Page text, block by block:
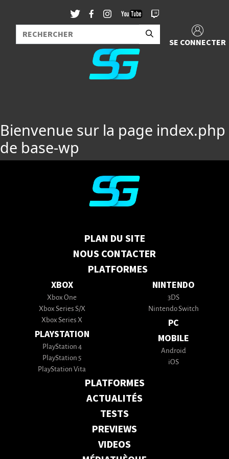
SE CONNECTER
Bienvenue sur la page index.php
de base-wp
PLAN DU SITE
NOUS CONTACTER
PLATFORMES
XBOX
Xbox One
Xbox Series S/X
Xbox Series X
PLAYSTATION
PlayStation 4
PlayStation 5
PlayStation Vita
NINTENDO
3DS
Nintendo Switch
PC
MOBILE
Android
iOS
PLATFORMES
ACTUALITÉS
TESTS
PREVIEWS
VIDEOS